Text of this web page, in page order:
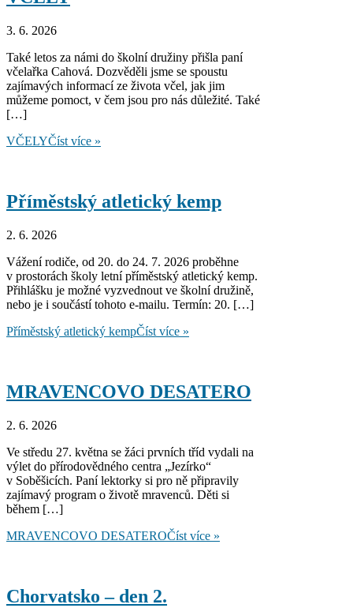
3. 6. 2026
Také letos za námi do školní družiny přišla paní
včelařka Cahová. Dozvěděli jsme se spoustu
zajímavých informací ze života včel, jak jim
můžeme pomoct, v čem jsou pro nás důležité. Také
[…]
VČELYČíst více »
Příměstský atletický kemp
2. 6. 2026
Vážení rodiče, od 20. do 24. 7. 2026 proběhne
v prostorách školy letní příměstský atletický kemp.
Přihlášku je možné vyzvednout ve školní družině,
nebo je i součástí tohoto e-mailu. Termín: 20. […]
Příměstský atletický kempČíst více »
MRAVENCOVO DESATERO
2. 6. 2026
Ve středu 27. května se žáci prvních tříd vydali na
výlet do přírodovědného centra „Jezírko“
v Soběšicích. Paní lektorky si pro ně připravily
zajímavý program o životě mravenců. Děti si
během […]
MRAVENCOVO DESATEROČíst více »
Chorvatsko – den 2.